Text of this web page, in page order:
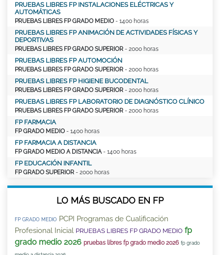
PRUEBAS LIBRES FP INSTALACIONES ELÉCTRICAS Y
AUTOMÁTICAS
PRUEBAS LIBRES FP GRADO MEDIO - 1400 horas
PRUEBAS LIBRES FP ANIMACIÓN DE ACTIVIDADES FÍSICAS Y
DEPORTIVAS
PRUEBAS LIBRES FP GRADO SUPERIOR - 2000 horas
PRUEBAS LIBRES FP AUTOMOCIÓN
PRUEBAS LIBRES FP GRADO SUPERIOR - 2000 horas
PRUEBAS LIBRES FP HIGIENE BUCODENTAL
PRUEBAS LIBRES FP GRADO SUPERIOR - 2000 horas
PRUEBAS LIBRES FP LABORATORIO DE DIAGNÓSTICO CLÍNICO
PRUEBAS LIBRES FP GRADO SUPERIOR - 2000 horas
FP FARMACIA
FP GRADO MEDIO - 1400 horas
FP FARMACIA A DISTANCIA
FP GRADO MEDIO A DISTANCIA - 1400 horas
FP EDUCACIÓN INFANTIL
FP GRADO SUPERIOR - 2000 horas
LO MÁS BUSCADO EN FP
FP GRADO MEDIO PCPI Programas de Cualificación
Profesional Inicial PRUEBAS LIBRES FP GRADO MEDIO fp
grado medio 2026 pruebas libres fp grado medio 2026 fp grado